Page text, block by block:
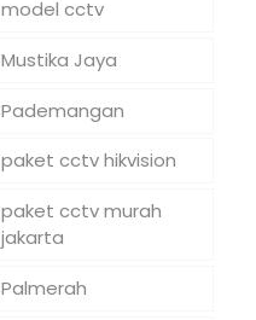
model cctv
Mustika Jaya
Pademangan
paket cctv hikvision
paket cctv murah
jakarta
Palmerah